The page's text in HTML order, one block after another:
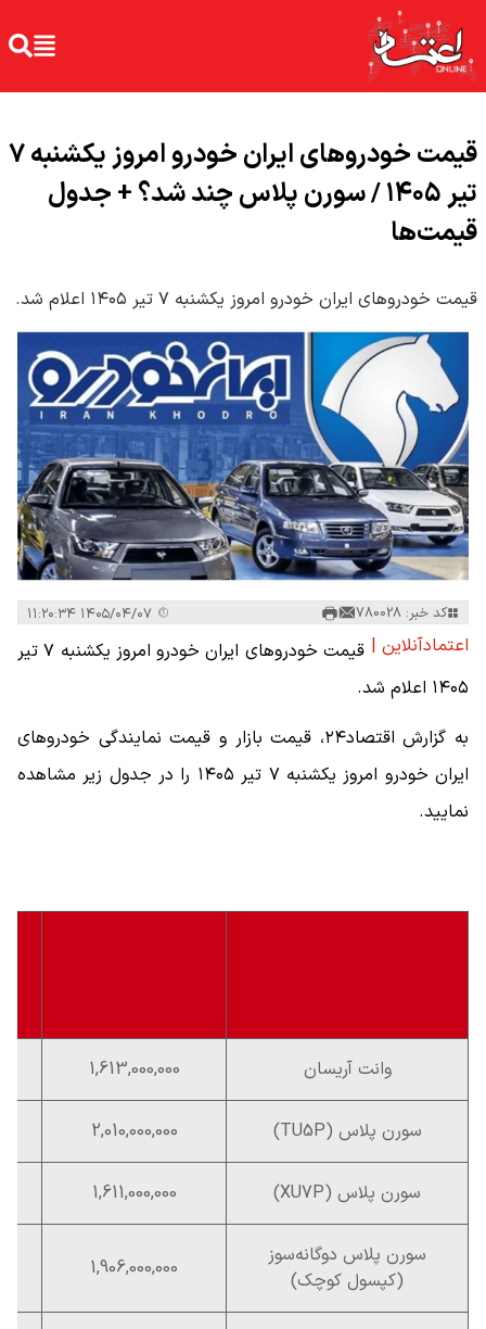
قیمت خودرو‌های ایران خودرو امروز یکشنبه ۷
تیر ۱۴۰۵ / سورن پلاس چند شد؟ + جدول
قیمت‌ها
قیمت خودرو‌های ایران خودرو امروز یکشنبه ۷ تیر ۱۴۰۵ اعلام شد.
کد خبر: 780028
اعتمادآنلاین |
قیمت خودرو‌های ایران خودرو امروز یکشنبه ۷ تیر
۱۴۰۵ اعلام شد.
به گزارش اقتصاد۲۴، قیمت بازار و قیمت نمایندگی خودرو‌های
ایران خودرو امروز یکشنبه ۷ تیر ۱۴۰۵ را در جدول زیر مشاهده
نمایید.
وانت آریسان 1,613,000,000
سورن پلاس (TU5P) 2,010,000,000
سورن پلاس (XU7P) 1,611,000,000
سورن پلاس دوگانه‌سوز
(کپسول کوچک)
1,906,000,000